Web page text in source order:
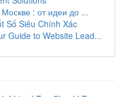
: от идеи до ...
Số Siêu Chính Xác
Guide to Website Lead...